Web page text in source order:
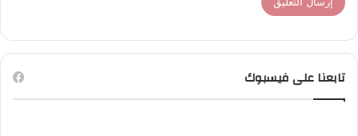
تابعنا على فيسبوك